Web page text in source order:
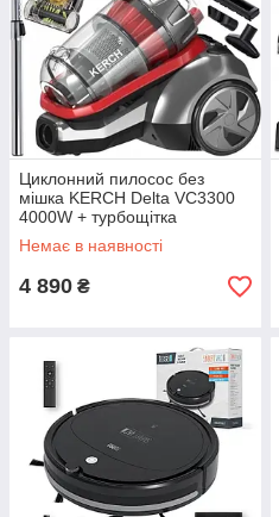
Циклонний пилосос без
мішка KERCH Delta VC3300
4000W + турбощітка
Немає в наявності
4 890 ₴